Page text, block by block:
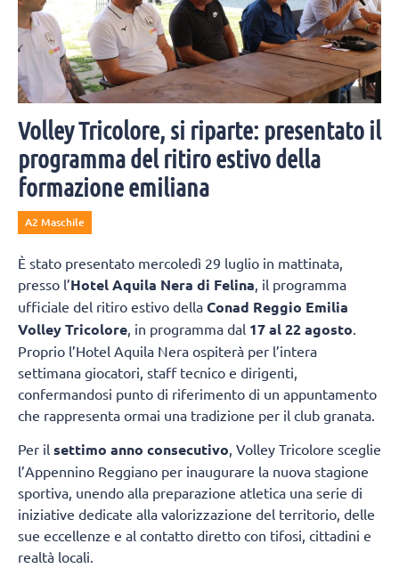
Volley Tricolore, si riparte: presentato il
programma del ritiro estivo della
formazione emiliana
A2 Maschile
È stato presentato mercoledì 29 luglio in mattinata,
presso l’Hotel Aquila Nera di Felina , il programma
ufficiale del ritiro estivo della Conad Reggio Emilia
Volley Tricolore , in programma dal 17 al 22 agosto
Proprio l’Hotel Aquila Nera ospiterà per l’intera
settimana giocatori, staff tecnico e dirigenti,
confermandosi punto di riferimento di un appuntamento
che rappresenta ormai una tradizione per il club granata.
Per il settimo anno consecutivo, Volley Tricolore sceglie
l’Appennino Reggiano per inaugurare la nuova stagione
sportiva, unendo alla preparazione atletica una serie di
iniziative dedicate alla valorizzazione del territorio, delle
sue eccellenze e al contatto diretto con tifosi, cittadini e
realtà locali.